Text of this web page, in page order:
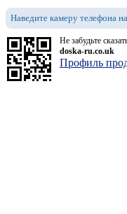
Наведите камеру телефона
Не забудьте
doska-ru.co.uk
Профиль